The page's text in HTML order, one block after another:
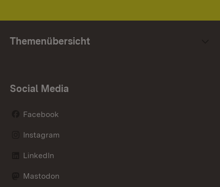
Themenübersicht
Social Media
Facebook
Instagram
LinkedIn
Mastodon